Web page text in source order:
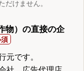
けません。
物）の直接の企
元です。